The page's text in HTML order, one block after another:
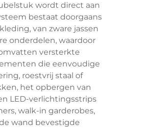
wordt direct aan
bestaat doorgaans
van zware jassen
onderdelen, waardoor
versterkte
die eenvoudige
roestvrij staal of
het opbergen van
LED-verlichtingsstrips
walk-in garderobes,
wand bevestigde